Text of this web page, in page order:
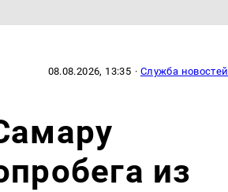
08.08.2026, 13:35 · Служба новостей
из